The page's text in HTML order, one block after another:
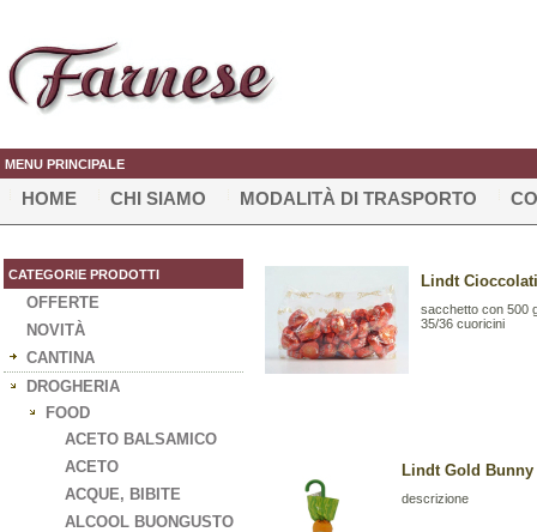
MENU PRINCIPALE
HOME CHI SIAMO MODALITÀ DI TRASPORTO
CATEGORIE PRODOTTI
OFFERTE
NOVITÀ
CANTINA
DROGHERIA
FOOD
ACETO BALSAMICO
ACETO
ACQUE, BIBITE
ALCOOL BUONGUSTO
Lindt
sacchetto con 500
35/36 cuoricini
Lindt Gold Bunny
descrizione